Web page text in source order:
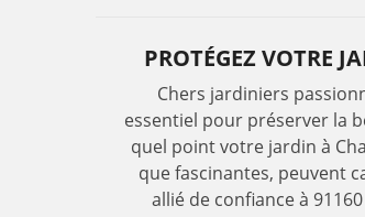
PROTÉGEZ VOTRE
Chers jardiniers
essentiel pour préserver la
quel point votre jardin à
que fascinantes, peuvent
allié de confiance à